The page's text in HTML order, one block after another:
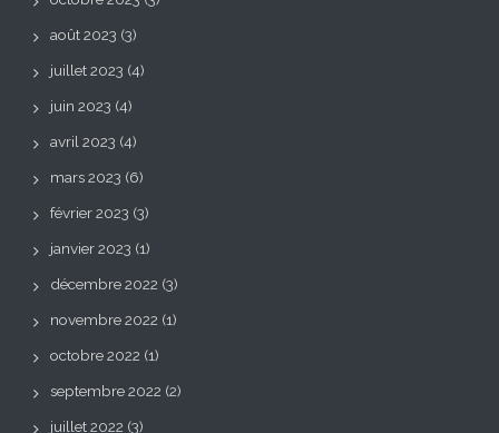
août 2023 (3)
juillet 2023 (4)
juin 2023 (4)
avril 2023 (4)
mars 2023 (6)
février 2023 (3)
janvier 2023 (1)
décembre 2022 (3)
novembre 2022 (1)
octobre 2022 (1)
septembre 2022 (2)
juillet 2022 (3)